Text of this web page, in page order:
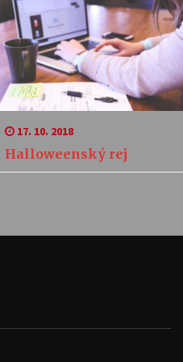
17. 10. 2018
Halloweenský rej